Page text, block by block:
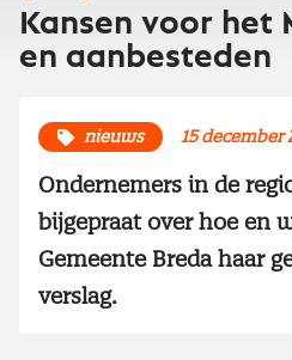
Kansen voor het
en aanbesteden
nieuws 15 december
Ondernemers in de
bijgepraat over hoe en
Gemeente Breda haar
verslag.